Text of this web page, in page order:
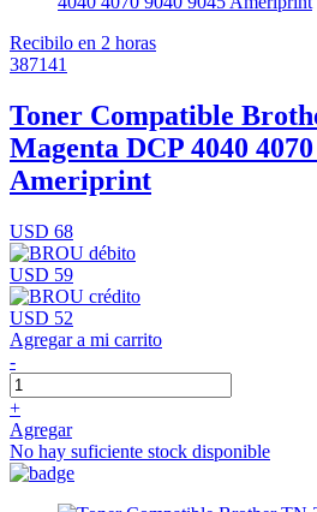
Recibilo en 2 horas
387141
Toner Compatible
Magenta DCP 4040
Ameriprint
USD 68
USD 59
USD 52
Agregar a mi carrito
-
+
Agregar
No hay suficiente stock disponible